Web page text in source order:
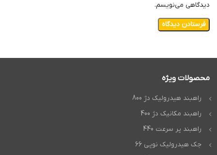
دیدگاهی می‌نویسم.
محصولات ویژه
راهبند هیدرولیک دژ 800
راهبند مکانیک دژ 400
راهبند پر سرعت 440
جک هیدرولیک نوپی 66